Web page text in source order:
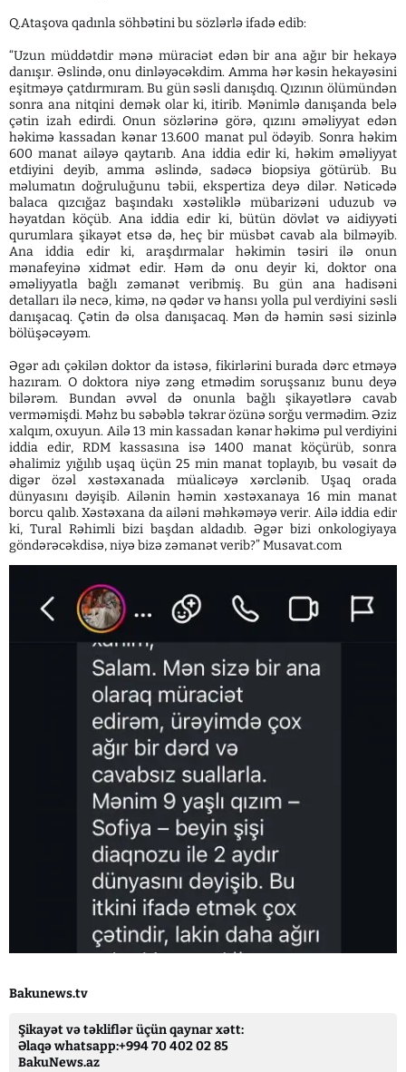
Q.Ataşova qadınla söhbətini bu sözlərlə ifadə edib:
“Uzun müddətdir mənə müraciət edən bir ana ağır bir hekayə
danışır. Əslində, onu dinləyəcəkdim. Amma hər kəsin hekayəsini
eşitməyə çatdırmıram. Bu gün səsli danışdıq. Qızının ölümündən
sonra ana nitqini demək olar ki, itirib. Mənimlə danışanda belə
çətin izah edirdi. Onun sözlərinə görə, qızını əməliyyat edən
həkimə kassadan kənar 13.600 manat pul ödəyib. Sonra həkim
600 manat ailəyə qaytarıb. Ana iddia edir ki, həkim əməliyyat
etdiyini deyib, amma əslində, sadəcə biopsiya götürüb. Bu
məlumatın doğruluğunu təbii, ekspertiza deyə dilər. Nəticədə
balaca qızcığaz başındakı xəstəliklə mübarizəni uduzub və
həyatdan köçüb. Ana iddia edir ki, bütün dövlət və aidiyyəti
qurumlara şikayət etsə də, heç bir müsbət cavab ala bilməyib.
Ana iddia edir ki, araşdırmalar həkimin təsiri ilə onun
mənafeyinə xidmət edir. Həm də onu deyir ki, doktor ona
əməliyyatla bağlı zəmanət veribmiş. Bu gün ana hadisəni
detalları ilə necə, kimə, nə qədər və hansı yolla pul verdiyini səsli
danışacaq. Çətin də olsa danışacaq. Mən də həmin səsi sizinlə
bölüşəcəyəm.
Əgər adı çəkilən doktor da istəsə, fikirlərini burada dərc etməyə
hazıram. O doktora niyə zəng etmədim soruşsanız bunu deyə
bilərəm. Bundan əvvəl də onunla bağlı şikayətlərə cavab
verməmişdi. Məhz bu səbəblə təkrar özünə sorğu vermədim. Əziz
xalqım, oxuyun. Ailə 13 min kassadan kənar həkimə pul verdiyini
iddia edir, RDM kassasına isə 1400 manat köçürüb, sonra
əhalimiz yığılıb uşaq üçün 25 min manat toplayıb, bu vəsait də
digər özəl xəstəxanada müalicəyə xərclənib. Uşaq orada
dünyasını dəyişib. Ailənin həmin xəstəxanaya 16 min manat
borcu qalıb. Xəstəxana da ailəni məhkəməyə verir. Ailə iddia edir
ki, Tural Rəhimli bizi başdan aldadıb. Əgər bizi onkologiyaya
göndərəcəkdisə, niyə bizə zəmanət verib?” Musavat.com
Bakunews.tv
Şikayət və təkliflər üçün qaynar xətt:
Əlaqə whatsapp:+994 70 402 02 85
BakuNews.az